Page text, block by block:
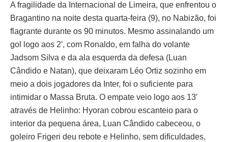
A fragilidade da Internacional de Limeira, que enfrentou o
Bragantino na noite desta quarta-feira (9), no Nabizão, foi
flagrante durante os 90 minutos. Mesmo assinalando um
gol logo aos 2′, com Ronaldo, em falha do volante
Jadsom Silva e da ala esquerda da defesa (Luan
Cândido e Natan), que deixaram Léo Ortiz sozinho em
meio a dois jogadores da Inter, foi o suficiente para
intimidar o Massa Bruta. O empate veio logo aos 13′
através de Helinho: Hyoran cobrou escanteio para o
interior da pequena área, Luan Cândido cabeceou, o
goleiro Frigeri deu rebote e Helinho, sem dificuldades,